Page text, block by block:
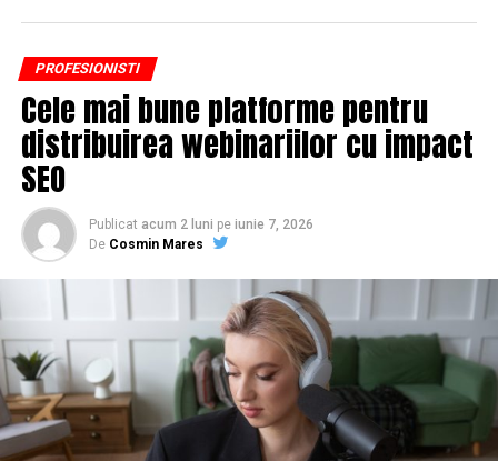
PROFESIONISTI
Cele mai bune platforme pentru
distribuirea webinariilor cu impact
SEO
Publicat acum 2 luni pe iunie 7, 2026
De Cosmin Mares